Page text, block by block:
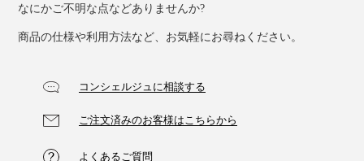
なにかご不明な点などありませんか?
商品の仕様や利用方法など、お気軽にお尋ねください。
コンシェルジュに相談する
ご注文済みのお客様はこちらから
よくあるご質問